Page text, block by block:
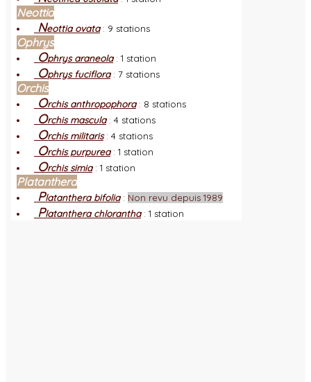
Neottia
Neottia ovata: 9 stations
Ophrys
Ophrys araneola: 1 station
Ophrys fuciflora: 7 stations
Orchis
Orchis anthropophora: 8 stations
Orchis mascula: 4 stations
Orchis militaris: 4 stations
Orchis purpurea: 1 station
Orchis simia: 1 station
Platanthera
Platanthera bifolia: Non revu depuis 1989
Platanthera chlorantha: 1 station